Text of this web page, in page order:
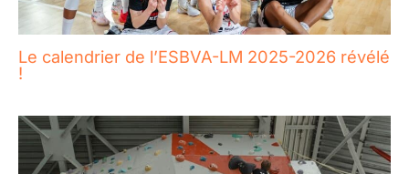
Le calendrier de l’ESBVA-LM 2025-2026 révélé
!